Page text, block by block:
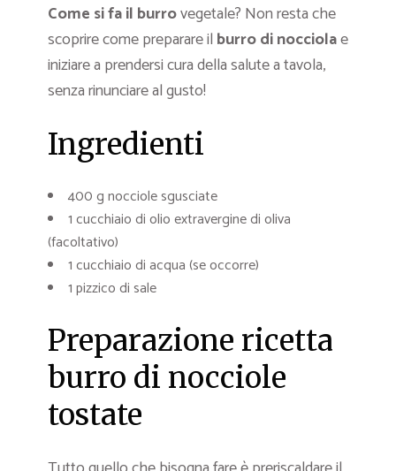
Come si fa il burrovegetale? Non resta che
scoprire come preparare il burro di nocciolae
iniziare a prendersi cura della salute a tavola,
senza rinunciare al gusto!
Ingredienti
400 g nocciole sgusciate
1 cucchiaio di olio extravergine di oliva
(facoltativo)
1 cucchiaio di acqua (se occorre)
1 pizzico di sale
Preparazione ricetta
burro di nocciole
tostate